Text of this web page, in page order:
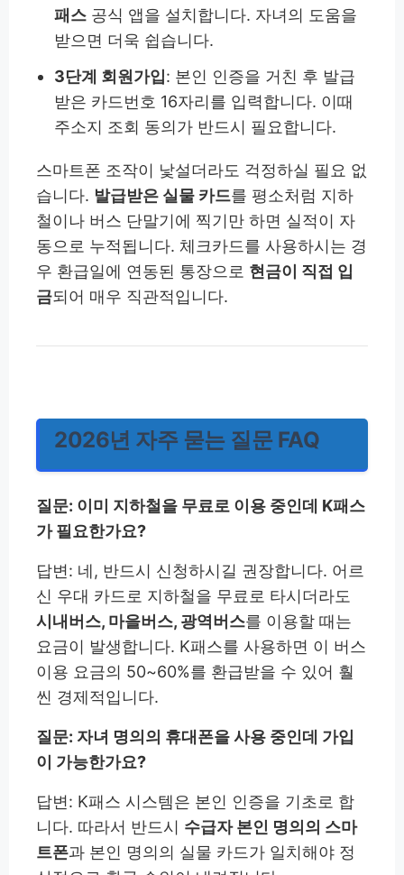
패스 공식 앱을 설치합니다. 자녀의 도움을
받으면 더욱 쉽습니다.
3단계 회원가입: 본인 인증을 거친 후 발급
받은 카드번호 16자리를 입력합니다. 이때
주소지 조회 동의가 반드시 필요합니다.
스마트폰 조작이 낯설더라도 걱정하실 필요 없
습니다. 발급받은 실물 카드를 평소처럼 지하
철이나 버스 단말기에 찍기만 하면 실적이 자
동으로 누적됩니다. 체크카드를 사용하시는 경
우 환급일에 연동된 통장으로 현금이 직접 입
금되어 매우 직관적입니다.
2026년 자주 묻는 질문 FAQ
질문: 이미 지하철을 무료로 이용 중인데 K패스
가 필요한가요?
답변: 네, 반드시 신청하시길 권장합니다. 어르
신 우대 카드로 지하철을 무료로 타시더라도
시내버스, 마을버스, 광역버스를 이용할 때는
요금이 발생합니다. K패스를 사용하면 이 버스
이용 요금의 50~60%를 환급받을 수 있어 훨
씬 경제적입니다.
질문: 자녀 명의의 휴대폰을 사용 중인데 가입
이 가능한가요?
답변: K패스 시스템은 본인 인증을 기초로 합
니다. 따라서 반드시 수급자 본인 명의의 스마
트폰과 본인 명의의 실물 카드가 일치해야 정